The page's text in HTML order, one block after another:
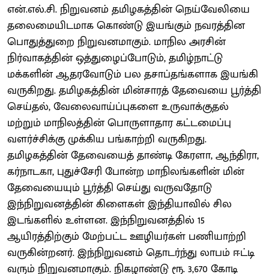
என்.எல்.சி. நிறுவனம் தமிழகத்தின் நெய்வேலியை
தலைமையிடமாக கொண்டு இயங்கும் நவரத்தின
பொதுத்துறை நிறுவனமாகும். மாநில அரசின்
நிர்வாகத்தின் ஒத்துழைப்போடும், தமிழ்நாட்டு
மக்களின் ஆதரவோடும் பல தசாப்தங்களாக இயங்கி
வருகிறது. தமிழகத்தின் மின்சாரத் தேவையை பூர்த்தி
செய்தல், வேலைவாய்ப்புகளை உருவாக்குதல்
மற்றும் மாநிலத்தின் பொருளாதார கட்டமைப்பு
வளர்ச்சிக்கு முக்கிய பங்காற்றி வருகிறது.
தமிழகத்தின் தேவையைத் தாண்டி கேரளா, ஆந்திரா,
கர்நாடகா, புதுச்சேரி போன்ற மாநிலங்களின் மின்
தேவையையும் பூர்த்தி செய்து வருவதோடு
இந்நிறுவனத்தின் கிளைகள் இந்தியாவில் சில
இடங்களில் உள்ளன. இந்நிறுவனத்தில் 15
ஆயிரத்திற்கும் மேற்பட்ட ஊழியர்கள் பணியாற்றி
வருகின்றனர். இந்நிறுவனம் தொடர்ந்து லாபம் ஈட்டி
வரும் நிறுவனமாகும். நிகழாண்டு ரூ. 3,670 கோடி